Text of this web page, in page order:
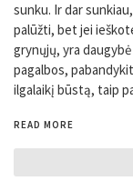
sunku. Ir dar
palūžti, bet jei
grynųjų, yra
pagalbos,
ilgalaikį būstą, taip
READ MORE